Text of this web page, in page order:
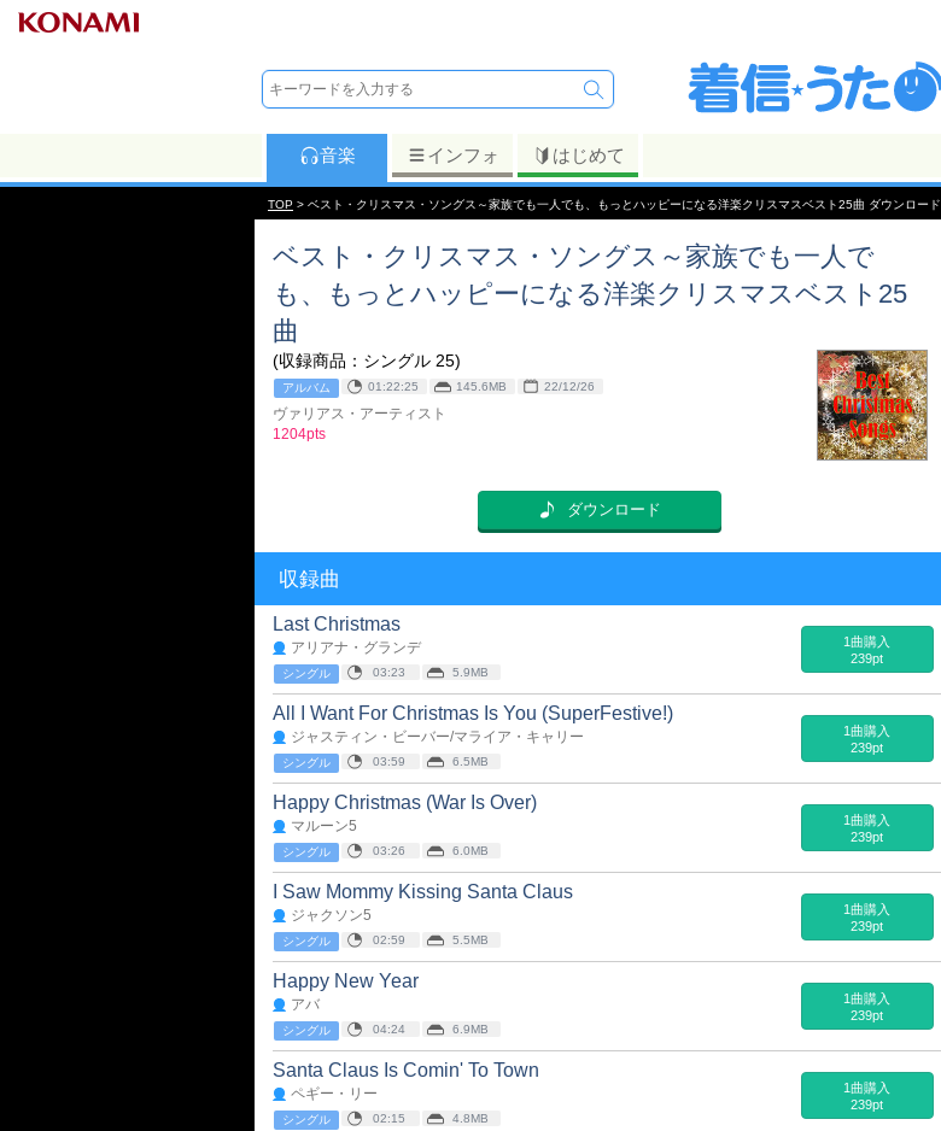
音楽 インフォ はじめて
TOP > ベスト・クリスマス・ソングス～家族でも一人でも、もっとハッピーになる洋楽クリスマスベスト25曲 ダウンロード
ベスト・クリスマス・ソングス～家族でも一人で
も、もっとハッピーになる洋楽クリスマスベスト25
曲
(収録商品：シングル 25)
アルバム 01:22:25 145.6MB 22/12/26
ヴァリアス・アーティスト
1204pts
ダウンロード
収録曲
Last Christmas
アリアナ・グランデ
シングル 03:23 5.9MB
1曲購入
239pt
All I Want For Christmas Is You (SuperFestive!)
ジャスティン・ビーバー/マライア・キャリー
シングル 03:59 6.5MB
1曲購入
239pt
Happy Christmas (War Is Over)
マルーン5
シングル 03:26 6.0MB
1曲購入
239pt
I Saw Mommy Kissing Santa Claus
ジャクソン5
シングル 02:59 5.5MB
1曲購入
239pt
Happy New Year
アバ
シングル 04:24 6.9MB
1曲購入
239pt
Santa Claus Is Comin' To Town
ペギー・リー
シングル 02:15 4.8MB
1曲購入
239pt